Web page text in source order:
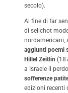
secolo).
Al fine di far
di selichot
nordamericani,
aggiunti poemi
Hillel Zeitlin
a Israele il
sofferenze
edizioni recenti